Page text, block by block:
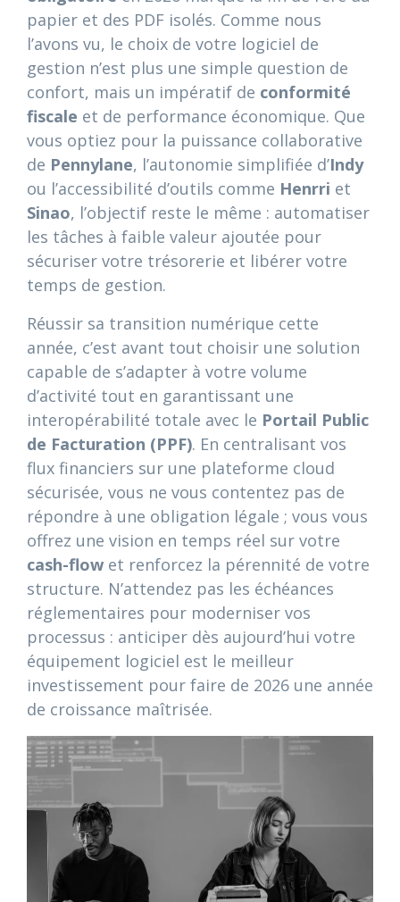
papier et des PDF isolés. Comme nous
l’avons vu, le choix de votre logiciel de
gestion n’est plus une simple question de
confort, mais un impératif de conformité
fiscale et de performance économique. Que
vous optiez pour la puissance collaborative
de Pennylane, l’autonomie simplifiée d’Indy
ou l’accessibilité d’outils comme Henrri et
Sinao, l’objectif reste le même : automatiser
les tâches à faible valeur ajoutée pour
sécuriser votre trésorerie et libérer votre
temps de gestion.
Réussir sa transition numérique cette
année, c’est avant tout choisir une solution
capable de s’adapter à votre volume
d’activité tout en garantissant une
interopérabilité totale avec le Portail Public
de Facturation (PPF). En centralisant vos
flux financiers sur une plateforme cloud
sécurisée, vous ne vous contentez pas de
répondre à une obligation légale ; vous vous
offrez une vision en temps réel sur votre
cash-flow et renforcez la pérennité de votre
structure. N’attendez pas les échéances
réglementaires pour moderniser vos
processus : anticiper dès aujourd’hui votre
équipement logiciel est le meilleur
investissement pour faire de 2026 une année
de croissance maîtrisée.